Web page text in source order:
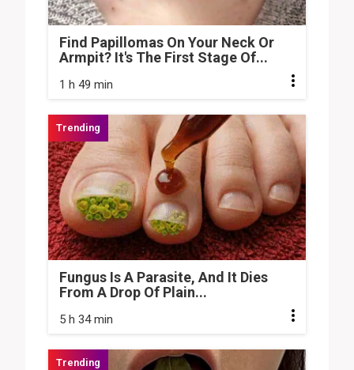
Find Papillomas On Your Neck Or
Armpit? It's The First Stage Of...
1 h 49 min
Fungus Is A Parasite, And It Dies
From A Drop Of Plain...
5 h 34 min